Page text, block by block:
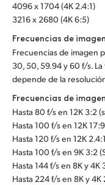
4096 x 1704 (4K 2.4:1)
3216 x 2680 (4K 6:5)
Frecuencias de imagen
Frecuencias de imagen
30, 50, 59.94 y 60 f/s.
depende de la
Frecuencias de
Hasta 80 f/s en 12K 3:2
Hasta 100 f/s en 12K
Hasta 120 f/s en 12K
Hasta 100 f/s en 9K 3:2
Hasta 144 f/s en 8K y
Hasta 224 f/s en 8K y 4K